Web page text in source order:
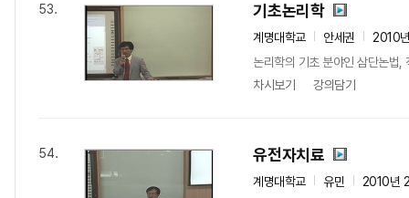
53. 기초논리학
계명대학교 안세권
2010
논리학의 기초 분야인 삼단논법,
차시보기
강의담기
54. 유전자치료
계명대학교 유민
2010년